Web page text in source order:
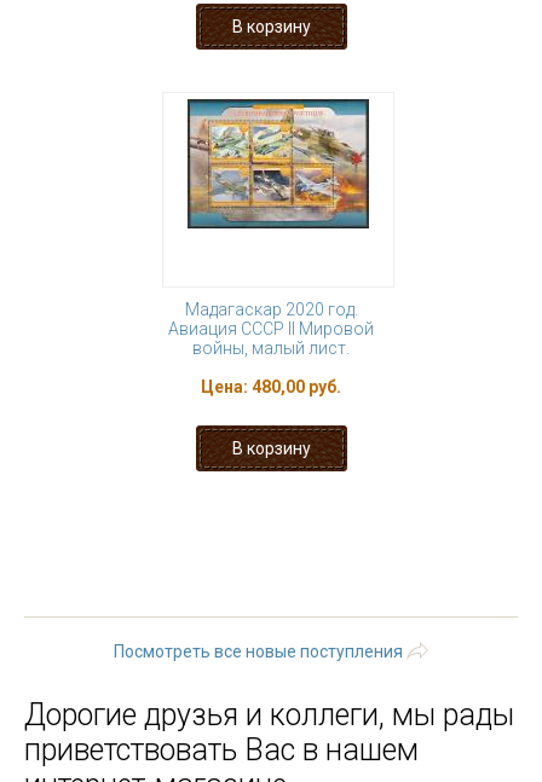
Мадагаскар 2020 год.
Авиация СССР II Мировой
войны, малый лист.
Цена: 480,00 руб.
Посмотреть все новые поступления
Дорогие друзья и коллеги, мы рады
приветствовать Вас в нашем